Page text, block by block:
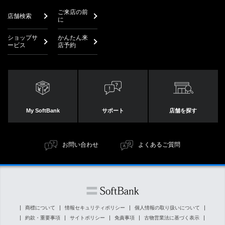
店舗検索
ご来店の前
に
ショップサ
ービス
かんたん来
店予約
My SoftBank サポート 店舗を探す
お問い合わせ よくあるご質問
商標について 情報セキュリティポリシー
個人情報の取り扱いについて
約款・重要事項
サイトポリシー 免責事項
古物営業法に基づく表示